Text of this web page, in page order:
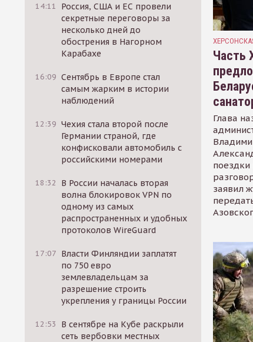
14:11
Россия, США и ЕС провели
секретные переговоры за
несколько дней до
обострения в Нагорном
Карабахе
16:09 Сентябрь в Европе стал
самым жарким в истории
наблюдений
12:39 Чехия стала второй после
Германии страной, где
конфисковали автомобиль с
российскими номерами
18:32
В России началась вторая
волна блокировок VPN по
одному из самых
распространенных и удобных
протоколов WireGuard
17:07 Власти Финляндии заплатят
по 750 евро
землевладельцам за
разрешение строить
укрепления у границы России
12:53
В сентябре на Кубе раскрыли
сеть вербовки местных
Часть
Глава
поездки
заявил